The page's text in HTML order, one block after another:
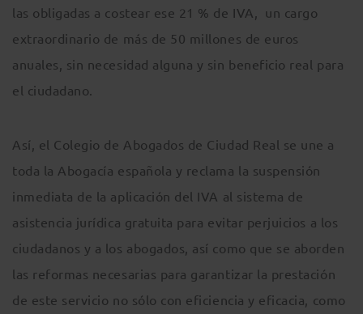
las obligadas a costear ese 21 % de IVA, un cargo
extraordinario de más de 50 millones de euros
anuales, sin necesidad alguna y sin beneficio real para
el ciudadano.
Así, el Colegio de Abogados de Ciudad Real se une a
toda la Abogacía española y reclama la suspensión
inmediata de la aplicación del IVA al sistema de
asistencia jurídica gratuita para evitar perjuicios a los
ciudadanos y a los abogados, así como que se aborden
las reformas necesarias para garantizar la prestación
de este servicio no sólo con eficiencia y eficacia, como